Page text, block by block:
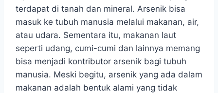
terdapat di tanah dan mineral. Arsenik bisa
masuk ke tubuh manusia melalui makanan, air,
atau udara. Sementara itu, makanan laut
seperti udang, cumi-cumi dan lainnya memang
bisa menjadi kontributor arsenik bagi tubuh
manusia. Meski begitu, arsenik yang ada dalam
makanan adalah bentuk alami yang tidak